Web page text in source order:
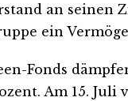
an seinen
ein
Fonds
Am 15.